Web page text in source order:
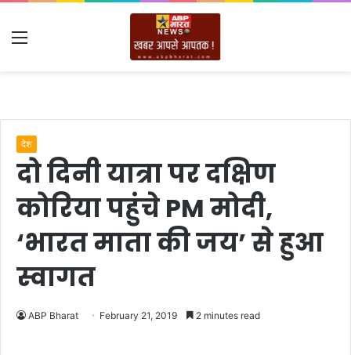
Menu
देश
दो दिनी यात्रा पर दक्षिण
कोरिया पहुंचे PM मोदी,
‘भारत माता की जय’ से हुआ
स्‍वागत
ABP Bharat February 21, 2019 2 minutes read